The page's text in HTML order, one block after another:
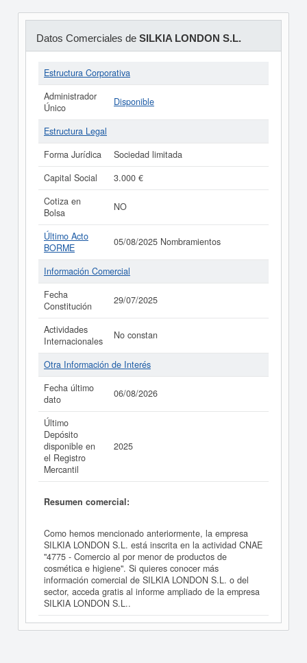
Datos Comerciales de SILKIA LONDON S.L.
Estructura Corporativa
Administrador
Único
Disponible
Estructura Legal
Forma Jurídica
Sociedad limitada
Capital Social
3.000 €
Cotiza en
Bolsa
NO
Último Acto
BORME
05/08/2025 Nombramientos
Información Comercial
Fecha
Constitución
29/07/2025
Actividades
Internacionales
No constan
Otra Información de Interés
Fecha último
dato
06/08/2026
Último
Depósito
disponible en
el Registro
Mercantil
2025
Resumen comercial:
Como hemos mencionado anteriormente, la empresa
SILKIA LONDON S.L. está inscrita en la actividad CNAE
"4775 - Comercio al por menor de productos de
cosmética e higiene". Si quieres conocer más
información comercial de SILKIA LONDON S.L. o del
sector, acceda gratis al informe ampliado de la empresa
SILKIA LONDON S.L..